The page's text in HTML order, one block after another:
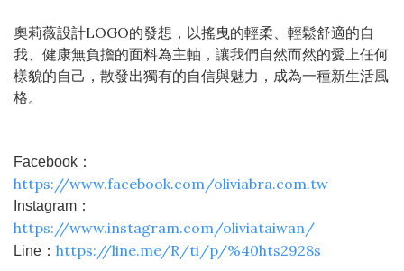
奧莉薇設計LOGO的發想，以搖曳的輕柔、輕鬆舒適的自
我、健康無負擔的面料為主軸，讓我們自然而然的愛上任何
樣貌的自己，散發出獨有的自信與魅力，成為一種新生活風
格。
Facebook：
https://www.facebook.com/oliviabra.com.tw
Instagram：
https://www.instagram.com/oliviataiwan/
Line： https://line.me/R/ti/p/%40hts2928s